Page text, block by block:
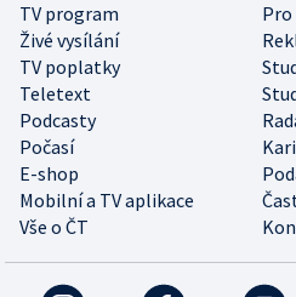
TV program
Pro
Živé vysílání
TV poplatky
Teletext
Podcasty
Počasí
E-shop
Mobilní a TV aplikace
Vše o ČT